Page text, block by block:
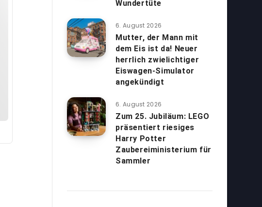
Wundertüte
6. August 2026
Mutter, der Mann mit
dem Eis ist da! Neuer
herrlich zwielichtiger
Eiswagen-Simulator
angekündigt
6. August 2026
Zum 25. Jubiläum: LEGO
präsentiert riesiges
Harry Potter
Zaubereiministerium für
Sammler